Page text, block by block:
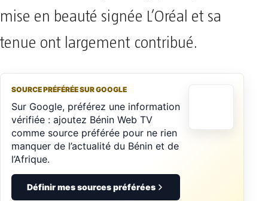
mise en beauté signée L’Oréal et sa
tenue ont largement contribué.
SOURCE PRÉFÉRÉE SUR GOOGLE
Sur Google, préférez une information
vérifiée : ajoutez Bénin Web TV
comme source préférée pour ne rien
manquer de l’actualité du Bénin et de
l’Afrique.
Définir mes sources préférées